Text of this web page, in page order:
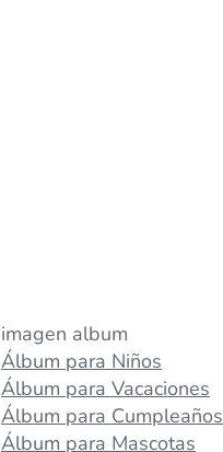
imagen album
Álbum para Niños
Álbum para Vacaciones
Álbum para Cumpleaños
Álbum para Mascotas